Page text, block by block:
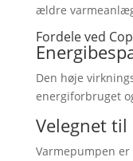
ældre
Fordele ved
Den høje
energiforbruget
Velegnet
Varmepumpen